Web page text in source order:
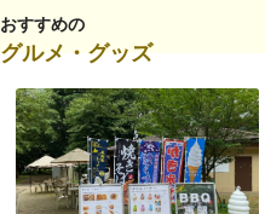
おすすめの
グルメ・グッズ